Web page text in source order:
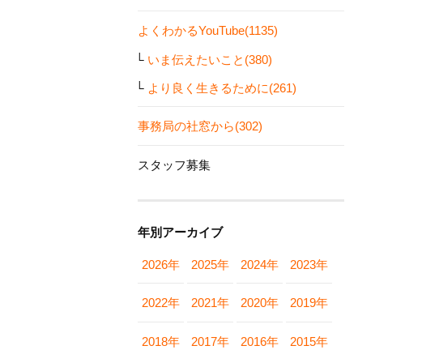
よくわかるYouTube(1135)
いま伝えたいこと(380)
より良く生きるために(261)
事務局の社窓から(302)
スタッフ募集
年別アーカイブ
2026年 2025年 2024年 2023年
2022年 2021年 2020年 2019年
2018年 2017年 2016年 2015年